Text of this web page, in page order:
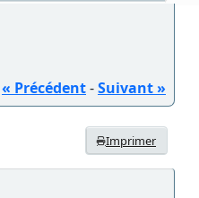
« Précédent-Suivant »
Imprimer